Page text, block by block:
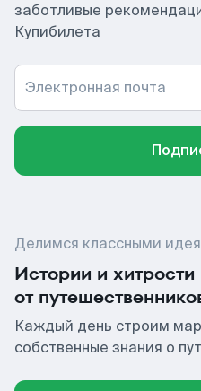
заботливые
Купибилета
Электронная почта
Делимся классными
Истории и хитрости
от
Каждый день строим
собственные знания о